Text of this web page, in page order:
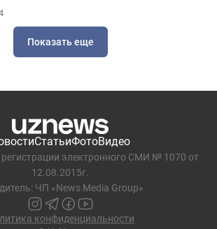
Показать еще
СтатьиФотоВидео
регистрации электронного СМИ № 1070 от
12.08.2015г.
ЧП «News Media Group»
конфиденциальности